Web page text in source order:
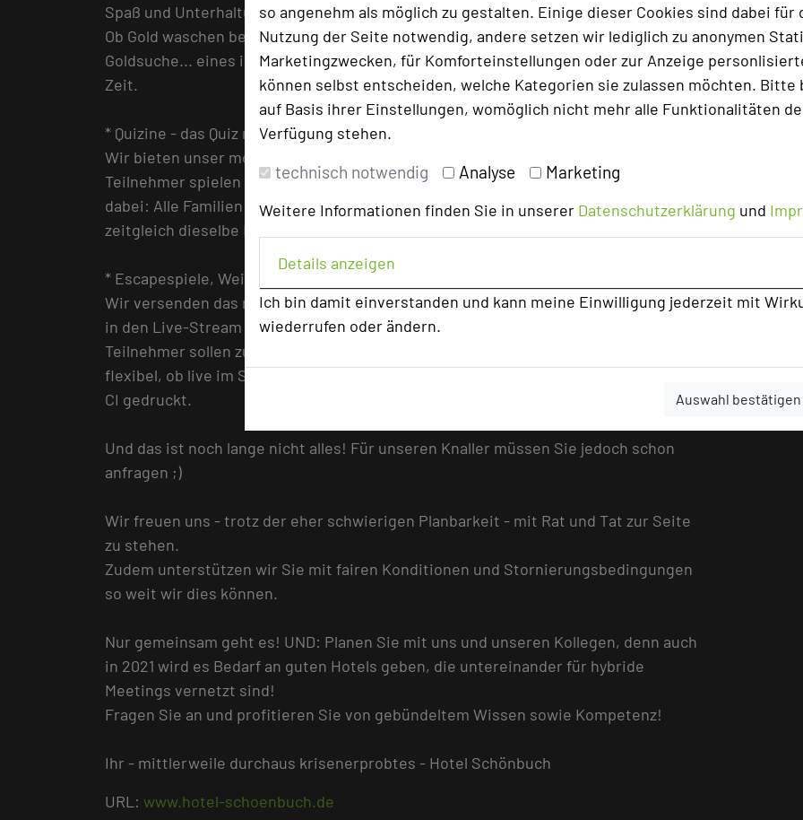
so angenehm als möglich zu gestalten. Einige dieser Cookies sind dabei für
Nutzung der Seite notwendig, andere setzen wir lediglich zu anonymen
Marketingzwecken, für Komforteinstellungen oder zur Anzeige
können selbst entscheiden, welche Kategorien sie zulassen möchten. Bitte
auf Basis ihrer Einstellungen, womöglich nicht mehr alle Funktionalitäten
Verfügung stehen.
technisch notwendig Analyse Marketing
Weitere Informationen finden Sie in unserer Datenschutzerklärung und
Details anzeigen
Ich bin damit einverstanden und kann meine Einwilligung jederzeit mit
wiederrufen oder ändern.
Auswahl bestätigen
Spaß und Unterhaltung - im Wester-Style. Denn es ist Goldgräberstimmung.
Ob Gold waschen beim Activity-Spiel oder Nuggets aufstöbern bei der GPS-
Goldsuche... eines ist sicher: viel Spaß, Gelächter und mit Sicherheit (!) eine gute
Zeit.
* Quizine - das Quiz mit Biss
Wir bieten unser moderiertes Quiz nicht nur mobil in Ihrer Wunschlocation an. Ihre
Teilnehmer spielen mit den Familien ganz gemütlich von Zuhause aus. Der Gag
dabei: Alle Familien und Singles der Abteilung oder gar der ganzen Firma spielen
zeitgleich dieselbe Frage. Im Wettbewerb und auf Wunsch moderiert!
* Escapespiele, Weinproben, Whiskytastings
Wir versenden das notwendige Equipment und Ihre Mitarbeiter loggen sich einfach
in den Live-Stream ein. Oder möchten Sie keinen großen Aufwand und die
Teilnehmer sollen zu unterschiedlichen Zeiten aktiv werden können? Wir sind
flexibel, ob live im Stream oder per Video oder einfach als Tastingnotes im Firmen
CI gedruckt.
Und das ist noch lange nicht alles! Für unseren Knaller müssen Sie jedoch schon
anfragen ;)
Wir freuen uns - trotz der eher schwierigen Planbarkeit - mit Rat und Tat zur Seite
zu stehen.
Zudem unterstützen wir Sie mit fairen Konditionen und Stornierungsbedingungen
so weit wir dies können.
Nur gemeinsam geht es! UND: Planen Sie mit uns und unseren Kollegen, denn auch
in 2021 wird es Bedarf an guten Hotels geben, die untereinander für hybride
Meetings vernetzt sind!
Fragen Sie an und profitieren Sie von gebündeltem Wissen sowie Kompetenz!
Ihr - mittlerweile durchaus krisenerprobtes - Hotel Schönbuch
URL: www.hotel-schoenbuch.de